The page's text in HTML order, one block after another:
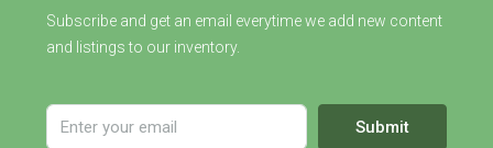
Subscribe and get an email everytime we add new content
and listings to our inventory.
Submit